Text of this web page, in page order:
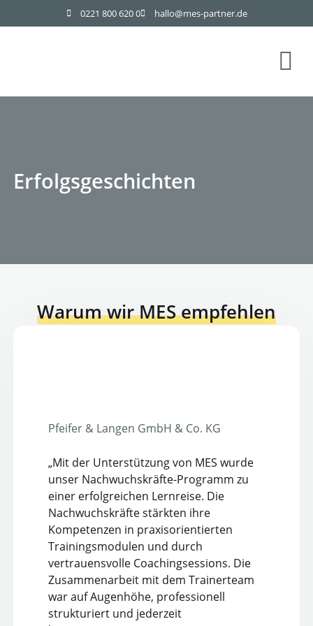
0221 800 620 0 hallo@mes-partner.de
Erfolgsgeschichten
Warum wir MES empfehlen
Pfeifer & Langen GmbH & Co. KG
„Mit der Unterstützung von MES wurde
unser Nachwuchskräfte-Programm zu
einer erfolgreichen Lernreise. Die
Nachwuchskräfte stärkten ihre
Kompetenzen in praxisorientierten
Trainingsmodulen und durch
vertrauensvolle Coachingsessions. Die
Zusammenarbeit mit dem Trainerteam
war auf Augenhöhe, professionell
strukturiert und jederzeit